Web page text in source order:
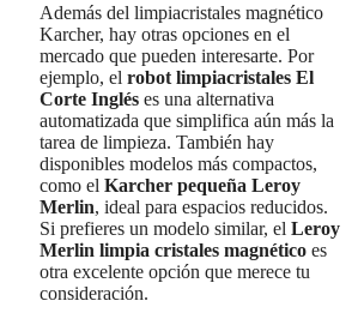
Además del limpiacristales magnético
Karcher, hay otras opciones en el
mercado que pueden interesarte. Por
ejemplo, el robot limpiacristales El
Corte Inglés es una alternativa
automatizada que simplifica aún más la
tarea de limpieza. También hay
disponibles modelos más compactos,
como el Karcher pequeña Leroy
Merlin, ideal para espacios reducidos.
Si prefieres un modelo similar, el Leroy
Merlin limpia cristales magnético es
otra excelente opción que merece tu
consideración.